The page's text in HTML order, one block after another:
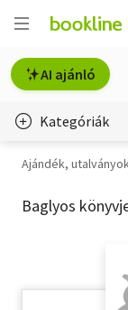
AI ajánló
Kategóriák
Életmód,
Erotika
Hobbi, szabadidő
Ajándék,
Baglyos